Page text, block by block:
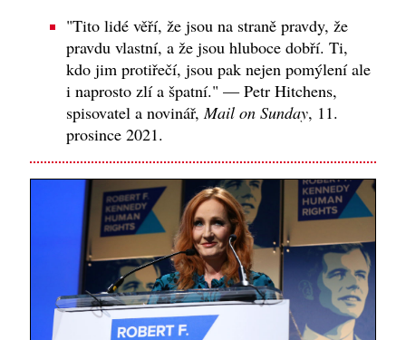
"Tito lidé věří, že jsou na straně pravdy, že
pravdu vlastní, a že jsou hluboce dobří. Ti,
kdo jim protiřečí, jsou pak nejen pomýlení ale
i naprosto zlí a špatní." — Petr Hitchens,
spisovatel a novinář,Mail on Sunday, 11.
prosince 2021.